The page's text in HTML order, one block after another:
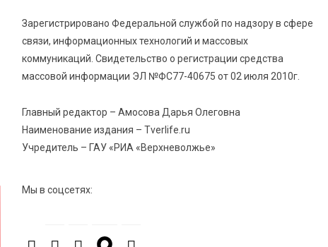
Жителям Тверской области напомнили об
опасности домашних заготовок
7 Авг 2026 15:32 212
изменила библиотечную жизнь Верхневолжья
7 Авг 2026 15:30 209
трансформаторных подстанций и более 146 км ЛЭП
7 Авг 2026 15:10
Зарегистрировано Федеральной службой по надзору в сфере
связи, информационных технологий и массовых
коммуникаций. Свидетельство о регистрации средства
массовой информации ЭЛ №ФС77-40675 от 02 июля 2010г.
Главный редактор – Амосова Дарья Олеговна
Наименование издания – Tverlife.ru
Учредитель – ГАУ «РИА «Верхневолжье»
Мы в соцсетях: